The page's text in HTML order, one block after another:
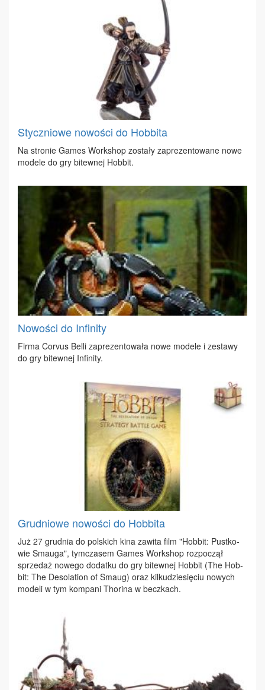
Styczniowe nowości do Hobbita
Na stro­nie Ga­mes Work­shop zo­sta­ły za­pre­zen­to­wa­ne no­we
mo­de­le do gry bi­tew­nej Hob­bit.
Nowości do Infinity
Fir­ma Co­rvus Bel­li za­pre­zen­to­wa­ła no­we mo­de­le i ze­sta­wy
do gry bi­tew­nej In­fi­ni­ty.
Grudniowe nowości do Hobbita
Już 27 grud­nia do pol­skich ki­na za­wi­ta film "Hob­bit: Pust­ko­
wie Smau­ga", tym­cza­sem Ga­mes Work­shop roz­po­czął
sprze­daż no­we­go do­dat­ku do gry bi­tew­nej Hob­bit (The Hob­
bit: The De­so­la­tion of Smaug) oraz kil­ku­dzie­się­ciu no­wych
mo­de­li w tym kom­pa­ni Tho­ri­na w becz­kach.